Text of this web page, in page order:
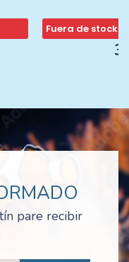
Fuera de stock
pare recibir